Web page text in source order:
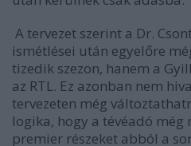
A tervezet szerint a Dr.
ismétlései után egyelőre
tizedik szezon, hanem a
az RTL. Ez azonban nem
tervezeten még
logika, hogy a tévéadó még
premier részeket abból a